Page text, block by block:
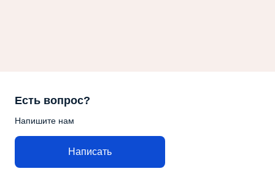
Есть вопрос?
Напишите нам
Написать